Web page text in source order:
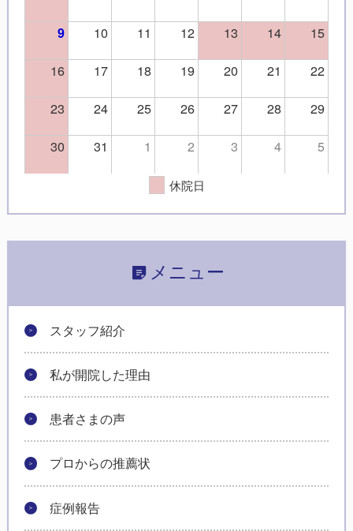
9 10 11 12 13 14
15
16
17 18 19 20 21
22
23
24 25 26 27 28
29
30
31 1 2 3 4 5
休院日
メニュー
スタッフ紹介
私が開院した理由
患者さまの声
プロからの推薦状
症例報告